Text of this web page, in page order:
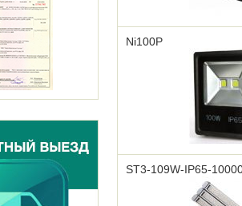
Ni100P
ST3-109W-IP65-